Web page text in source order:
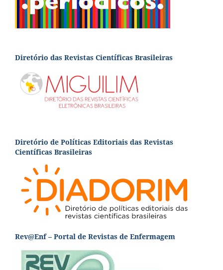
Diretório das Revistas Científicas Brasileiras
Diretório de Políticas Editoriais das Revistas
Científicas Brasileiras
Rev@Enf – Portal de Revistas de Enfermagem